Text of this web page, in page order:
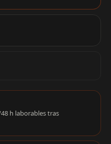
h laborables tras